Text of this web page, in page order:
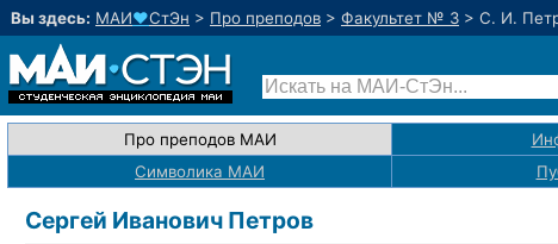
Вы здесь: МАИ♥СтЭн > Про преподов > Факультет № 3 > С. И.
Про преподов МАИ
Символика МАИ
Сергей Иванович Петров